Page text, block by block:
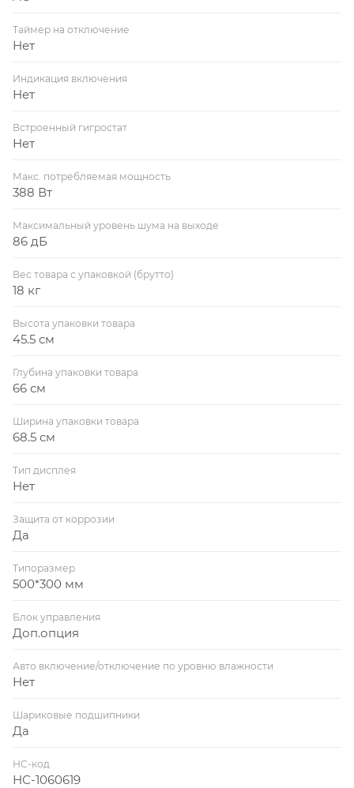
Таймер на отключение
Нет
Индикация включения
Нет
Встроенный гигростат
Нет
Макс. потребляемая мощность
388 Вт
Максимальный уровень шума на выходе
86 дБ
Вес товара с упаковкой (брутто)
18 кг
Высота упаковки товара
45.5 см
Глубина упаковки товара
66 см
Ширина упаковки товара
68.5 см
Тип дисплея
Нет
Защита от коррозии
Да
Типоразмер
500*300 мм
Блок управления
Доп.опция
Авто включение/отключение по уровню влажности
Нет
Шариковые подшипники
Да
НС-код
НС-1060619